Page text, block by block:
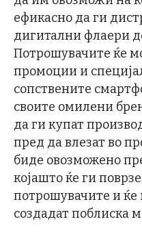
ефикасно да ги
дигитални флаери
Потрошувачите ќе
промоции и
сопствените
своите омилени
да ги купат
пред да влезат во
биде овозможено
којашто ќе ги
потрошувачите и
создадат поблиска